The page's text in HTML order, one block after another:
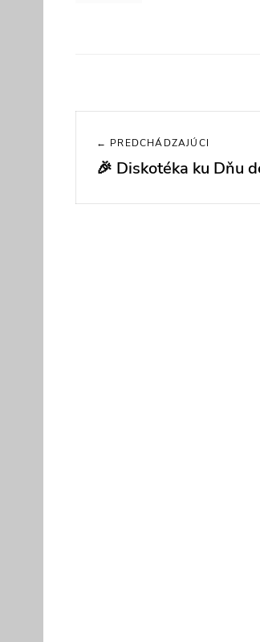
Navigácia
článku
← PREDCHÁDZAJÚCI
Previous
🎉 Diskotéka ku Dňu